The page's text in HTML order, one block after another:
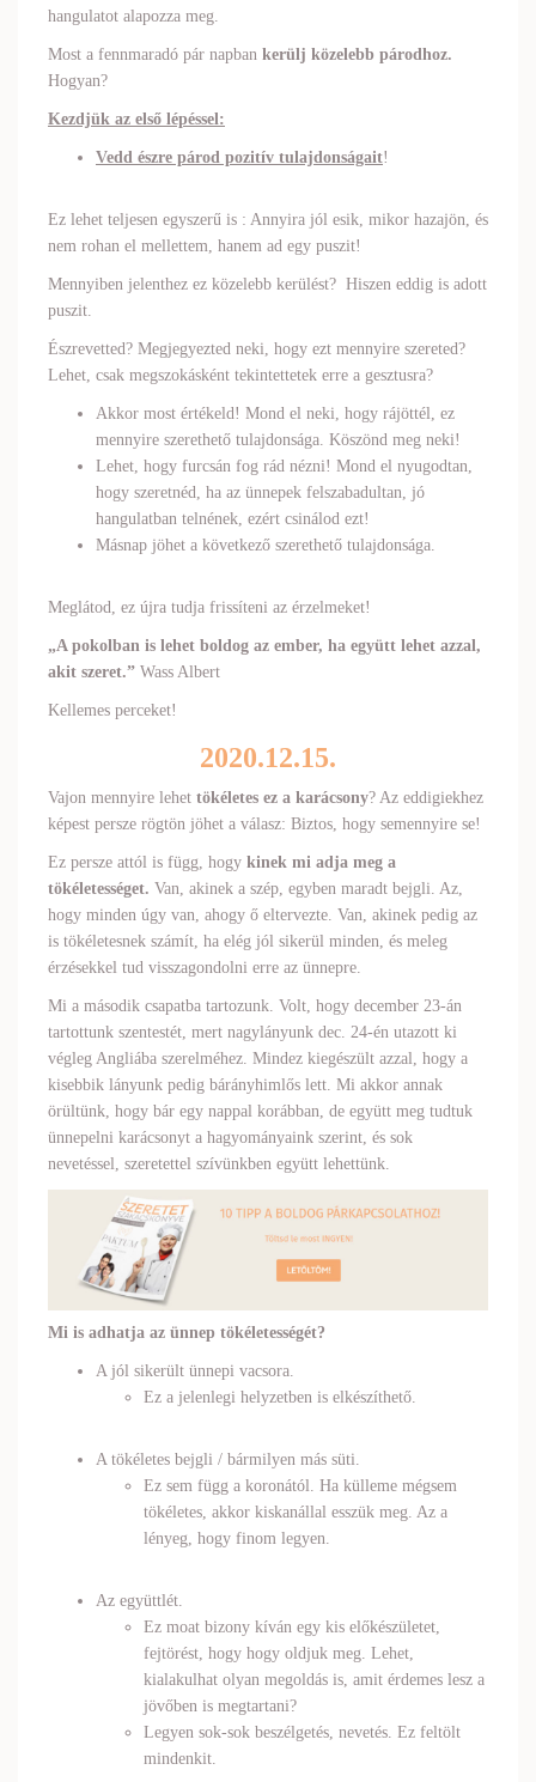
hangulatot alapozza meg.
Most a fennmaradó pár napban kerülj közelebb párodhoz.
Hogyan?
Kezdjük az első lépéssel:
Vedd észre párod pozitív tulajdonságait!
Ez lehet teljesen egyszerű is : Annyira jól esik, mikor hazajön, és
nem rohan el mellettem, hanem ad egy puszit!
Mennyiben jelenthez ez közelebb kerülést? Hiszen eddig is adott
puszit.
Észrevetted? Megjegyezted neki, hogy ezt mennyire szereted?
Lehet, csak megszokásként tekintettetek erre a gesztusra?
Akkor most értékeld! Mond el neki, hogy rájöttél, ez
mennyire szerethető tulajdonsága. Köszönd meg neki!
Lehet, hogy furcsán fog rád nézni! Mond el nyugodtan,
hogy szeretnéd, ha az ünnepek felszabadultan, jó
hangulatban telnének, ezért csinálod ezt!
Másnap jöhet a következő szerethető tulajdonsága.
Meglátod, ez újra tudja frissíteni az érzelmeket!
„A pokolban is lehet boldog az ember, ha együtt lehet azzal,
akit szeret.” Wass Albert
Kellemes perceket!
2020.12.15.
Vajon mennyire lehet tökéletes ez a karácsony? Az eddigiekhez
képest persze rögtön jöhet a válasz: Biztos, hogy semennyire se!
Ez persze attól is függ, hogy kinek mi adja meg a
tökéletességet. Van, akinek a szép, egyben maradt bejgli. Az,
hogy minden úgy van, ahogy ő eltervezte. Van, akinek pedig az
is tökéletesnek számít, ha elég jól sikerül minden, és meleg
érzésekkel tud visszagondolni erre az ünnepre.
Mi a második csapatba tartozunk. Volt, hogy december 23-án
tartottunk szentestét, mert nagylányunk dec. 24-én utazott ki
végleg Angliába szerelméhez. Mindez kiegészült azzal, hogy a
kisebbik lányunk pedig bárányhimlős lett. Mi akkor annak
örültünk, hogy bár egy nappal korábban, de együtt meg tudtuk
ünnepelni karácsonyt a hagyományaink szerint, és sok
nevetéssel, szeretettel szívünkben együtt lehettünk.
Mi is adhatja az ünnep tökéletességét?
A jól sikerült ünnepi vacsora.
Ez a jelenlegi helyzetben is elkészíthető.
A tökéletes bejgli / bármilyen más süti.
Ez sem függ a koronától. Ha külleme mégsem
tökéletes, akkor kiskanállal esszük meg. Az a
lényeg, hogy finom legyen.
Az együttlét.
Ez moat bizony kíván egy kis előkészületet,
fejtörést, hogy hogy oldjuk meg. Lehet,
kialakulhat olyan megoldás is, amit érdemes lesz a
jövőben is megtartani?
Legyen sok-sok beszélgetés, nevetés. Ez feltölt
mindenkit.